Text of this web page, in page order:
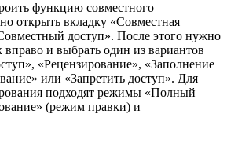
функцию совместного
открыть вкладку «Совместная
доступ». После этого нужно
вправо и выбрать один из вариантов
«Рецензирование», «Заполнение
или «Запретить доступ». Для
подходят режимы «Полный
(режим правки) и